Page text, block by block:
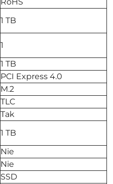
1 TB
1
1 TB
PCI Express 4.0
M.2
TLC
Tak
1 TB
Nie
Nie
SSD